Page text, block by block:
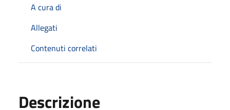
A cura di
Allegati
Contenuti correlati
Descrizione